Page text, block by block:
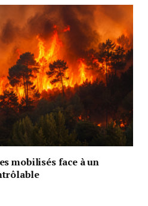
mobilisés face à un